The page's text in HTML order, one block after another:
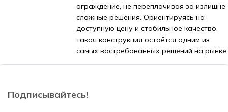
ограждение, не переплачивая за излишне
сложные решения. Ориентируясь на
доступную цену и стабильное качество,
такая конструкция остаётся одним из
самых востребованных решений на рынке.
Подписывайтесь!